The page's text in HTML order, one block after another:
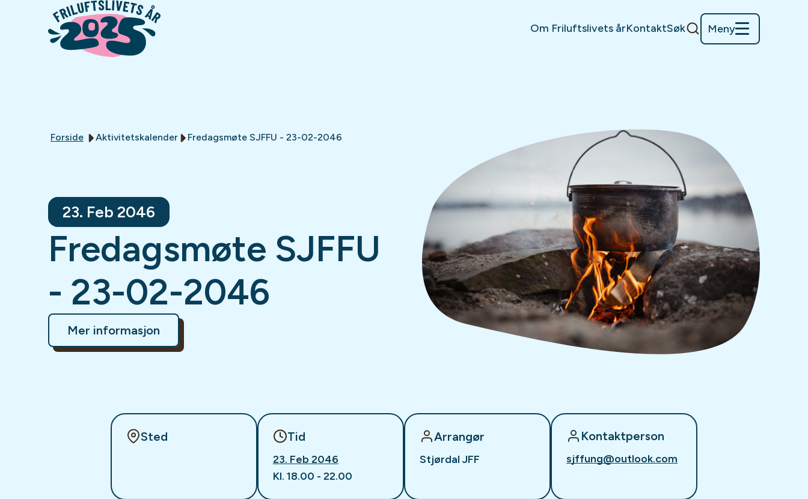
Om Friluftslivets årKontaktSøk Meny
Forside Aktivitetskalender Fredagsmøte SJFFU - 23-02-2046
23. Feb 2046
Fredagsmøte SJFFU
- 23-02-2046
Mer informasjon
Sted Tid
23. Feb 2046
Kl. 18.00 - 22.00
Arrangør
Stjørdal JFF
Kontaktperson
sjffung@outlook.com